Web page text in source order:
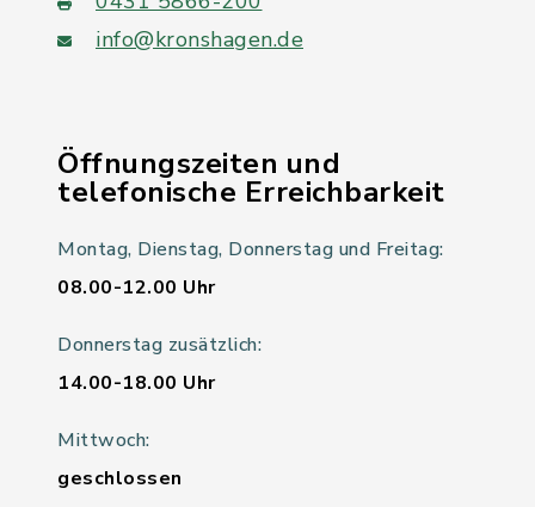
info@kronshagen.de
Öffnungszeiten und
telefonische Erreichbarkeit
Montag, Dienstag, Donnerstag und Freitag:
08.00-12.00 Uhr
Donnerstag zusätzlich:
14.00-18.00 Uhr
Mittwoch:
geschlossen